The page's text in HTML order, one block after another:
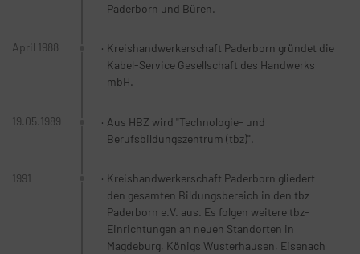
Paderborn und Büren.
April 1988
Kreishandwerkerschaft Paderborn gründet die
Kabel-Service Gesellschaft des Handwerks
mbH.
19.05.1989
Aus HBZ wird "Technologie- und
Berufsbildungszentrum (tbz)".
1991
Kreishandwerkerschaft Paderborn gliedert
den gesamten Bildungsbereich in den tbz
Paderborn e.V. aus. Es folgen weitere tbz-
Einrichtungen an neuen Standorten in
Magdeburg, Königs Wusterhausen, Eisenach